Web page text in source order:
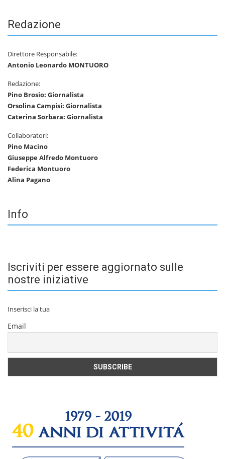
Redazione
Direttore Responsabile:
Antonio Leonardo MONTUORO
Redazione:
Pino Brosio: Giornalista
Orsolina Campisi: Giornalista
Caterina Sorbara: Giornalista
Collaboratori:
Pino Macino
Giuseppe Alfredo Montuoro
Federica Montuoro
Alina Pagano
Info
Iscriviti per essere aggiornato sulle
nostre iniziative
Inserisci la tua
Email